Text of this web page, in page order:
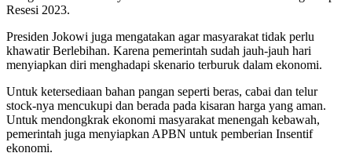
Resesi 2023.
Presiden Jokowi juga mengatakan agar masyarakat tidak perlu
khawatir Berlebihan. Karena pemerintah sudah jauh-jauh hari
menyiapkan diri menghadapi skenario terburuk dalam ekonomi.
Untuk ketersediaan bahan pangan seperti beras, cabai dan telur
stock-nya mencukupi dan berada pada kisaran harga yang aman.
Untuk mendongkrak ekonomi masyarakat menengah kebawah,
pemerintah juga menyiapkan APBN untuk pemberian Insentif
ekonomi.